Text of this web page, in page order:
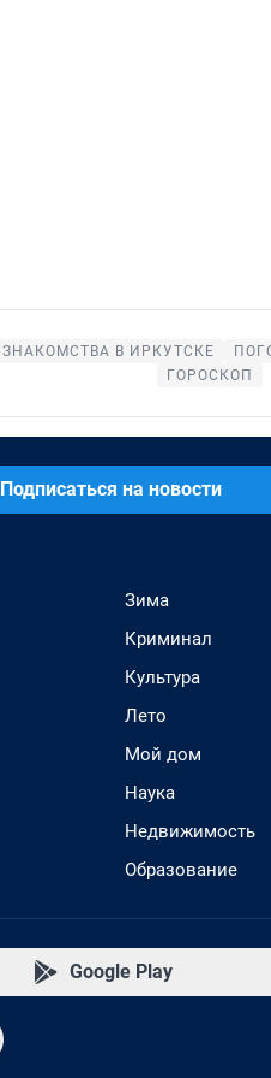
ЗНАКОМСТВА В ИРКУТСКЕ
ГОРОСКОП
Подписаться на новости
Зима
Криминал
Культура
Лето
Мой дом
Наука
Недвижимость
Образование
Google Play